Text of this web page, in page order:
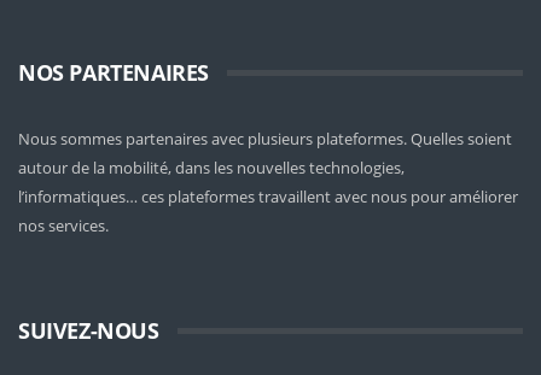
NOS PARTENAIRES
Nous sommes partenaires avec plusieurs plateformes. Quelles soient
autour de la mobilité, dans les nouvelles technologies,
l’informatiques… ces plateformes travaillent avec nous pour améliorer
nos services.
SUIVEZ-NOUS